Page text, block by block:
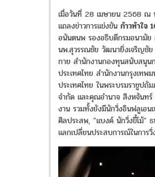
เมื่อวันที่ 28 เมษายน 2568 ณ
แถลงข่าวการแข่งขัน ก้าวท้าใจ
อนันตนพ รองอธิบดีกรมอนามัย
นพ.สุวรรณชัย วัฒนายิ่งเจริญชั
กาย สำนักงานกองทุนสนับสนุน
ประเทศไทย สำนักงานกรุงเท
ประเทศไทย ในพระบรมราชูป
จำกัด และคุณอำนาจ สิงหจันทร์
งาน รวมทั้งยังมีนักวิ่งอินฟลูเอ
ศิลประสพ, "แบงค์ นักวิ่งขี้โม้"
แลกเปลี่ยนประสบการณ์ในการ